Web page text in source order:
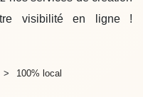
visibilité en ligne !
100% local